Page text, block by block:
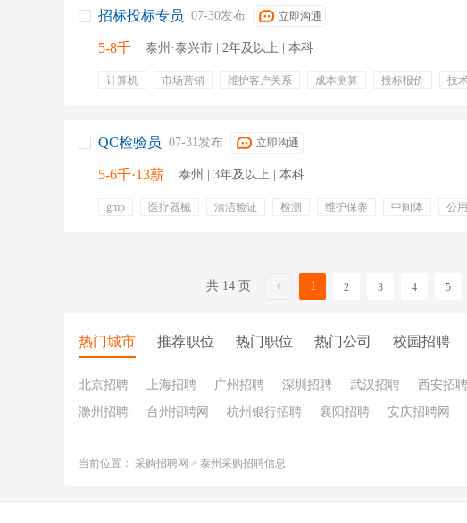
招标投标专员 07-30发布 立即沟通
5-8千 泰州·泰兴市 | 2年及以上 | 本科
计算机 市场营销 维护客户关系 成本测算 投标报价
技
QC检验员 07-31发布 立即沟通
5-6千·13薪 泰州 | 3年及以上 | 本科
gmp 医疗器械 清洁验证 检测 维护保养 中间体
公
共 14 页 1 2 3 4 5
热门城市 推荐职位 热门职位 热门公司 校园招聘
北京招聘 上海招聘 广州招聘 深圳招聘 武汉招聘 西安招聘
滁州招聘
台州招聘网 杭州银行招聘 襄阳招聘 安庆招聘网
当前位置： 采购招聘网 > 泰州采购招聘信息